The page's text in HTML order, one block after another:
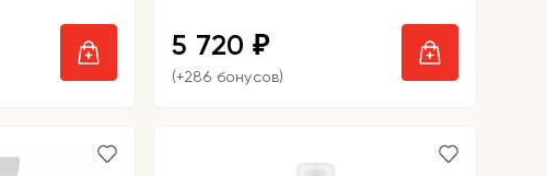
5 720 ₽
(+286 бонусов)